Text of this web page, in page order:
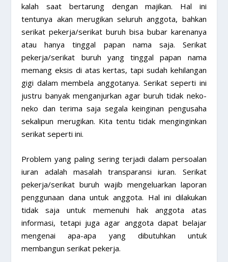
kalah saat bertarung dengan majikan. Hal ini
tentunya akan merugikan seluruh anggota, bahkan
serikat pekerja/serikat buruh bisa bubar karenanya
atau hanya tinggal papan nama saja. Serikat
pekerja/serikat buruh yang tinggal papan nama
memang eksis di atas kertas, tapi sudah kehilangan
gigi dalam membela anggotanya. Serikat seperti ini
justru banyak menganjurkan agar buruh tidak neko-
neko dan terima saja segala keinginan pengusaha
sekalipun merugikan. Kita tentu tidak menginginkan
serikat seperti ini.
Problem yang paling sering terjadi dalam persoalan
iuran adalah masalah transparansi iuran. Serikat
pekerja/serikat buruh wajib mengeluarkan laporan
penggunaan dana untuk anggota. Hal ini dilakukan
tidak saja untuk memenuhi hak anggota atas
informasi, tetapi juga agar anggota dapat belajar
mengenai apa-apa yang dibutuhkan untuk
membangun serikat pekerja.